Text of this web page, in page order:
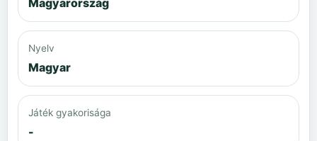
Nyelv
Magyar
Játék gyakorisága
-